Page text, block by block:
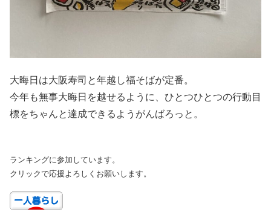
大晦日は大阪寿司と年越し福そばが定番。
今年も無事大晦日を越せるように、ひとつひとつの行動目
標をちゃんと達成できるようがんばろっと。
ランキングに参加しています。
クリックで応援よろしくお願いします。